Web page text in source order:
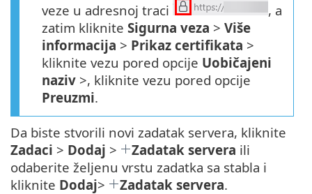
veze u adresnoj traci
, a
zatim kliknite Sigurna veza > Više
informacija > Prikaz certifikata >
kliknite vezu pored opcije Uobičajeni
naziv >, kliknite vezu pored opcije
Preuzmi.
Da biste stvorili novi zadatak servera, kliknite
Zadaci > Dodaj > Zadatak servera ili
odaberite željenu vrstu zadatka sa stabla i
kliknite Dodaj> Zadatak servera.